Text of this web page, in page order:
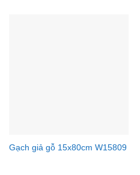
Gạch giả gỗ 15x80cm W15809